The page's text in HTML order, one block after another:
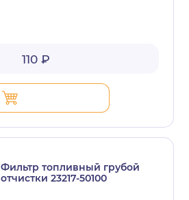
110 ₽
Фильтр топливный грубой
отчистки 23217-50100